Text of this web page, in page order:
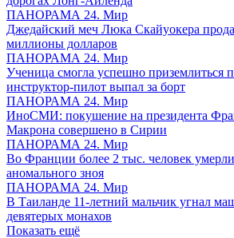
ПАНОРАМА 24. Мир
Джедайский меч Люка Скайуокера
миллионы долларов
ПАНОРАМА 24. Мир
Ученица смогла успешно приземлиться
инструктор-пилот выпал за борт
ПАНОРАМА 24. Мир
ИноСМИ: покушение на президента
Макрона совершено в Сирии
ПАНОРАМА 24. Мир
Во Франции более 2 тыс. человек
аномального зноя
ПАНОРАМА 24. Мир
В Таиланде 11-летний мальчик угнал
девятерых монахов
Показать ещё